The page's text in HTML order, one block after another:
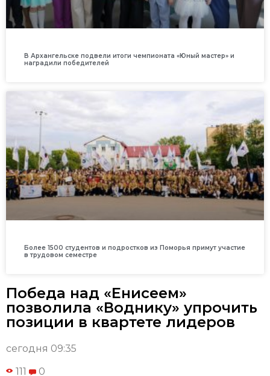
В Архангельске подвели итоги чемпионата «Юный мастер» и
наградили победителей
Более 1500 студентов и подростков из Поморья примут участие
в трудовом семестре
Победа над «Енисеем»
позволила «Воднику» упрочить
позиции в квартете лидеров
сегодня 09:35
111 0